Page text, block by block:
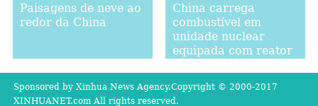
Paisagens de neve ao
redor da China
China carrega
combustível em
unidade nuclear
equipada com reator
Sponsored by Xinhua News Agency.Copyright © 2000-2017
XINHUANET.com All rights reserved.